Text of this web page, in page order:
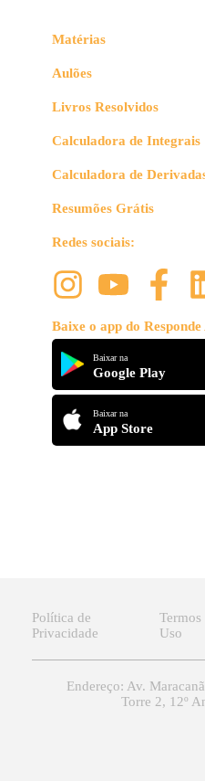
Matérias
Aulões
Livros Resolvidos
Calculadora de Integrais
Calculadora de
Resumões Grátis
Redes sociais:
Baixe o app do Responde
Baixar na
Google Play
Baixar na
App Store
Política de
Privacidade
Termos
Uso
Endereço: Av.
Torre 2, 12º